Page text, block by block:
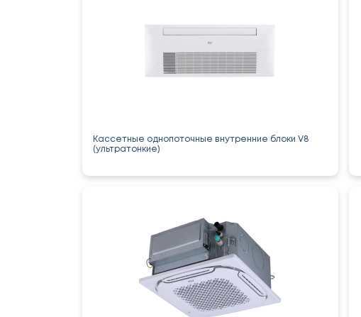
Кассетные однопоточные внутренние блоки V8
(ультратонкие)